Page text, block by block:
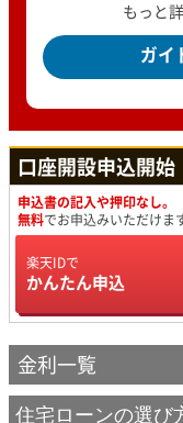
もっと
ガイ
口座開設申込開始
申込書の記入や押印なし。
無料でお申込みいただけま
楽天IDで
かんたん申込
金利一覧
住宅ローンの選び